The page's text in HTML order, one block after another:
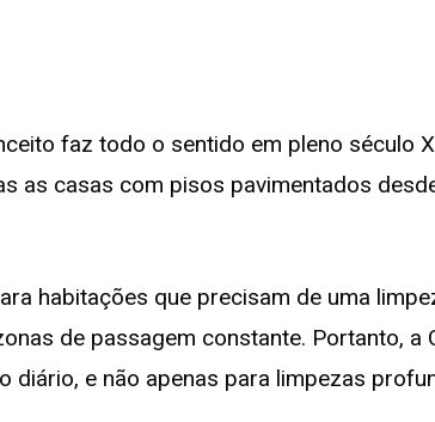
faz todo o sentido em pleno século
as casas com pisos pavimentados
habitações que precisam de uma
de passagem constante. Portanto, a
diário, e não apenas para limpezas